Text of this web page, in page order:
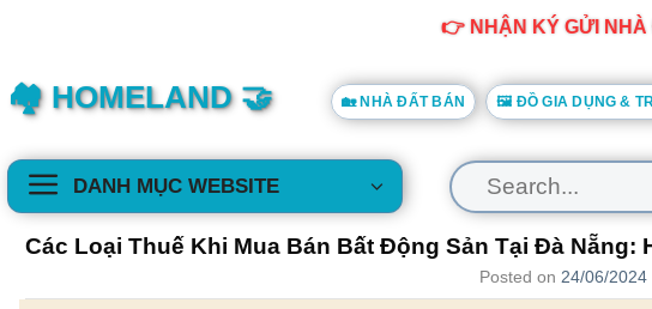
👉 NHẬN KÝ GỬI
🏘️ HOMELAND 🤝 🏡 NHÀ ĐẤT BÁN 🖼️ ĐỒ GIA DỤNG &
DANH MỤC WEBSITE
Tìm
kiếm:
Các Loại Thuế Khi Mua Bán Bất Động Sản Tại Đà Nẵng:
Posted on 24/06/2024